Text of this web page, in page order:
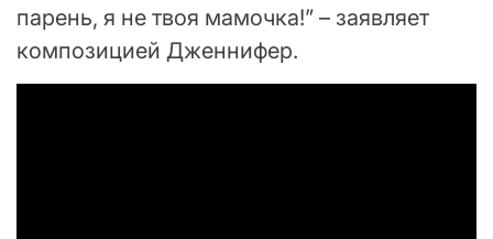
парень, я не твоя мамочка!” – заявляет
композицией Дженнифер.